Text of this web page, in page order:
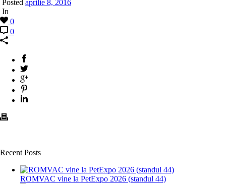
Posted aprilie 8, 2016
In
0
0
Recent Posts
ROMVAC vine la PetExpo 2026 (standul 44)